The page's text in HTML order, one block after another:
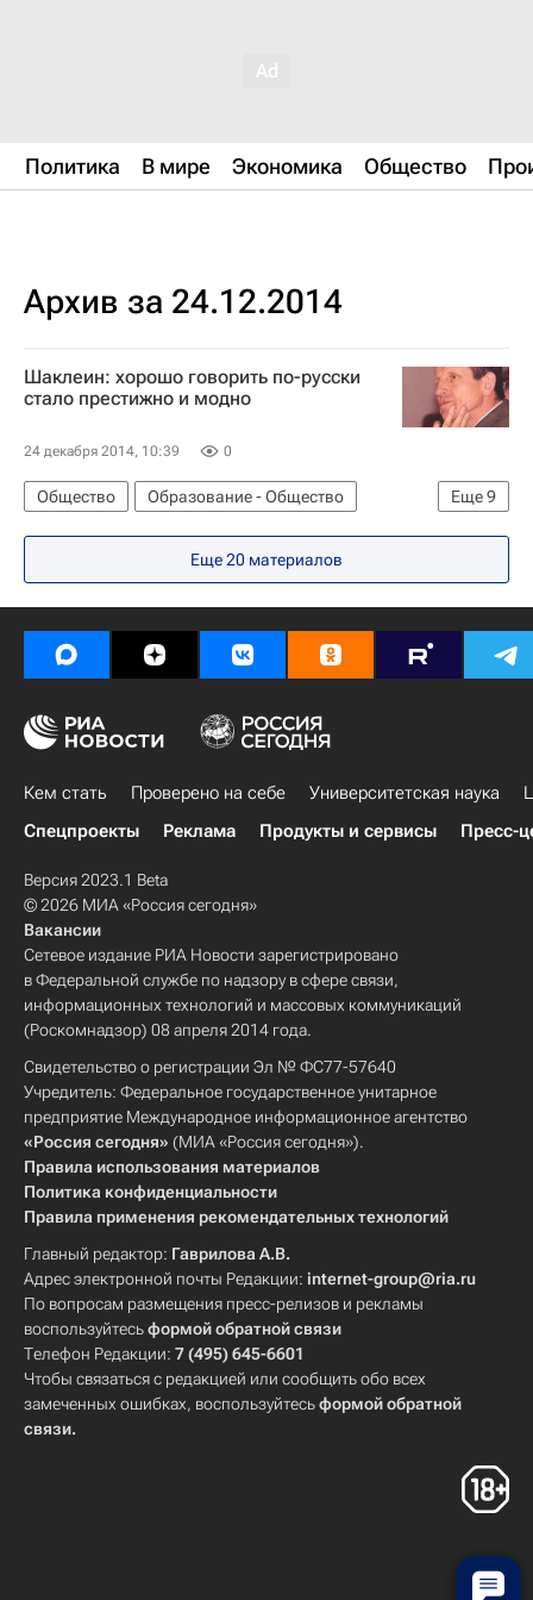
Политика В мире Экономика Общество
Архив за 24.12.2014
Шаклеин: хорошо говорить по-русски
стало престижно и модно
24 декабря 2014, 10:39 0
Еще9
Общество
Образование - Общество
Москва
Русский язык в мире
В СНГ
Центральный ФО
Весь мир
СНГ
Совет Федерации РФ Россия
Еще 20 материалов
Кем стать Проверено на себе Университетская наука
Спецпроекты
Реклама Продукты и сервисы Пресс-
Версия 2023.1 Beta
© 2026 МИА «Россия сегодня»
Вакансии
Сетевое издание РИА Новости зарегистрировано
в Федеральной службе по надзору в сфере связи,
информационных технологий и массовых коммуникаций
(Роскомнадзор) 08 апреля 2014 года.
Свидетельство о регистрации Эл № ФС77-57640
Учредитель: Федеральное государственное унитарное
предприятие Международное информационное агентство
«Россия сегодня» (МИА «Россия сегодня»).
Правила использования материалов
Политика конфиденциальности
Правила применения рекомендательных технологий
Главный редактор: Гаврилова А.В.
Адрес электронной почты Редакции: internet-group@ria.ru
По вопросам размещения пресс-релизов и рекламы
воспользуйтесьформой обратной связи
Телефон Редакции: 7 (495) 645-6601
Чтобы связаться с редакцией или сообщить обо всех
замеченных ошибках, воспользуйтесьформой обратной
связи.